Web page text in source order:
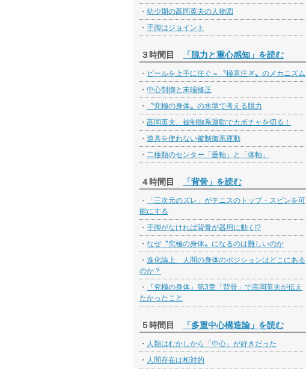
・ 幼少期の高岡英夫の人物図
・ 手脚はジョイント
３時間目 「脱力と重心感知」を読む
・ ビールを上手に注ぐ＝〝極意注ぎ〟のメカニズム
・ 中心制御と末端修正
・
〝究極の身体〟の水準で考える脱力
・ 高岡英夫、被制御系運動でカボチャを切る！
・ 道具を使わない被制御系運動
・ 二種類のセンター「垂軸」と「体軸」
４時間目 「背骨」を読む
・
「三次元のズレ」がテニスのトップ・スピンを可
能にする
・ 手脚がなければ背骨が器用に動く!?
・ なぜ〝究極の身体〟になるのは難しいのか
・ 進化論上、人間の身体のポジションはどこにある
のか？
・
『究極の身体』第3章「背骨」で高岡英夫が伝え
たかったこと
５時間目 「多重中心構造論」を読む
・ 人類はむかしから「中心」が好きだった
・ 人間存在は相対的